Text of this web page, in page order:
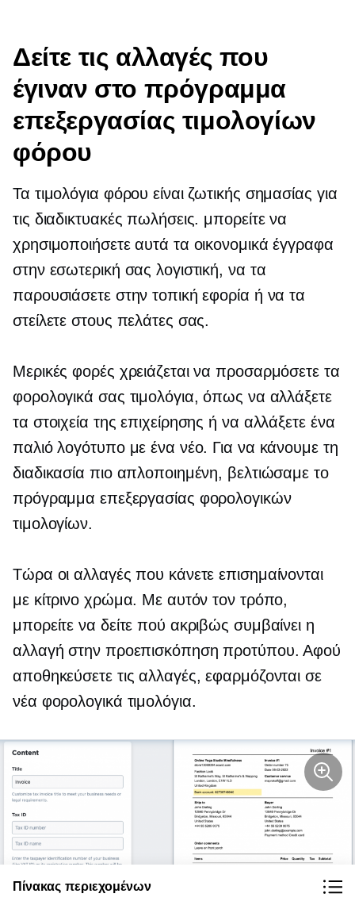
Δείτε τις αλλαγές που
έγιναν στο πρόγραμμα
επεξεργασίας τιμολογίων
φόρου
Τα τιμολόγια φόρου είναι ζωτικής σημασίας για
τις διαδικτυακές πωλήσεις. μπορείτε να
χρησιμοποιήσετε αυτά τα οικονομικά έγγραφα
στην εσωτερική σας λογιστική, να τα
παρουσιάσετε στην τοπική εφορία ή να τα
στείλετε στους πελάτες σας.
Μερικές φορές χρειάζεται να προσαρμόσετε τα
φορολογικά σας τιμολόγια, όπως να αλλάξετε
τα στοιχεία της επιχείρησης ή να αλλάξετε ένα
παλιό λογότυπο με ένα νέο. Για να κάνουμε τη
διαδικασία πιο απλοποιημένη, βελτιώσαμε το
πρόγραμμα επεξεργασίας φορολογικών
τιμολογίων.
Τώρα οι αλλαγές που κάνετε επισημαίνονται
με κίτρινο χρώμα. Με αυτόν τον τρόπο,
μπορείτε να δείτε πού ακριβώς συμβαίνει η
αλλαγή στην προεπισκόπηση προτύπου. Αφού
αποθηκεύσετε τις αλλαγές, εφαρμόζονται σε
νέα φορολογικά τιμολόγια.
Πίνακας περιεχομένων